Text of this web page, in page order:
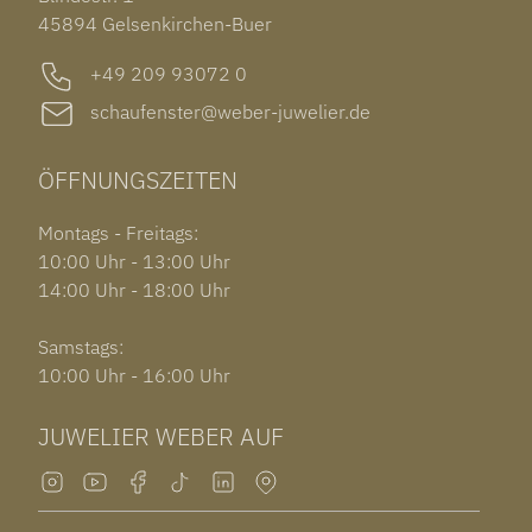
GARMIN VENU 3S
45894 Gelsenkirchen-Buer
+49 209 93072 0
schaufenster@weber-juwelier.de
ÖFFNUNGSZEITEN
Montags - Freitags:
10:00 Uhr - 13:00 Uhr
14:00 Uhr - 18:00 Uhr
Samstags:
10:00 Uhr - 16:00 Uhr
JUWELIER WEBER AUF